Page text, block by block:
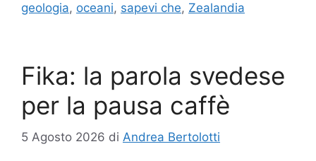
geologia, oceani, sapevi che, Zealandia
Fika: la parola svedese
per la pausa caffè
5 Agosto 2026 di Andrea Bertolotti